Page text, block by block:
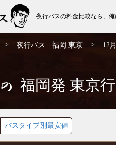
夜行バスの料金比較なら、俺
> 夜行バス 福岡 東京 > 12
福岡発 東京
バスタイプ別最安値